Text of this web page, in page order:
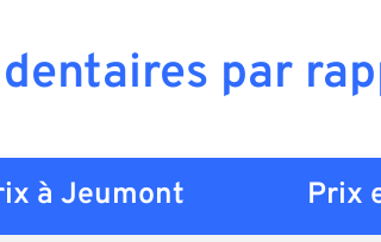
par
à Jeumont Prix